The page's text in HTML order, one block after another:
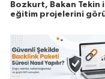
Bozkurt, Bakan Tekin
eğitim projelerini